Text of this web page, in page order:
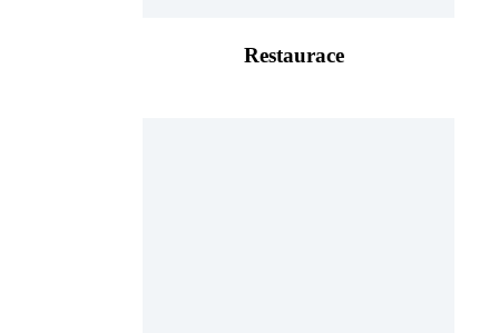
Restaurace